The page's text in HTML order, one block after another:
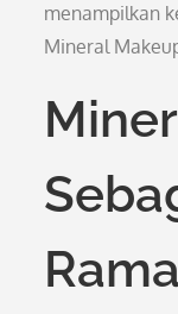
menampilkan
Mineral